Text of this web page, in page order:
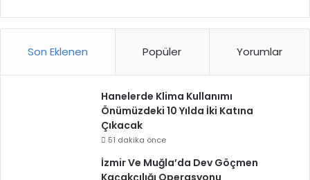
Son Eklenen Popüler Yorumlar
Hanelerde Klima Kullanımı
Önümüzdeki 10 Yılda İki Katına
Çıkacak
51 dakika önce
İzmir Ve Muğla’da Dev Göçmen